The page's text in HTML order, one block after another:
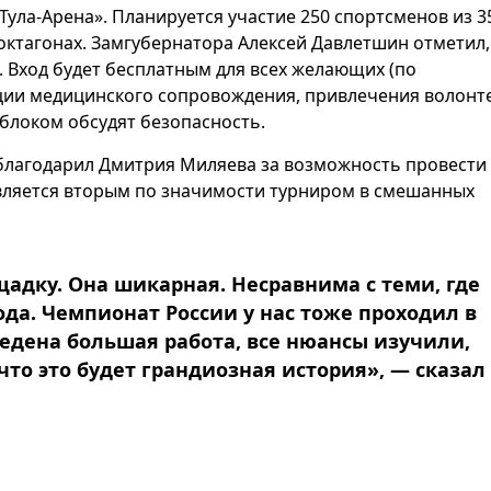
Арена». Планируется участие 250 спортсменов из
Замгубернатора Алексей Давлетшин
Вход будет бесплатным для всех желающих (по
медицинского сопровождения, привлечения
обсудят безопасность.
Дмитрия Миляева за возможность провести
вторым по значимости турниром в смешанных
Она шикарная. Несравнима с теми, где
Чемпионат России у нас тоже проходил в
большая работа, все нюансы изучили,
это будет грандиозная история», — сказал